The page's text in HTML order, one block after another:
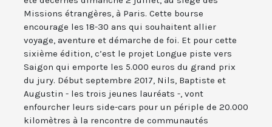
Missions étrangères, à Paris. Cette bourse
encourage les 18-30 ans qui souhaitent allier
voyage, aventure et démarche de foi. Et pour cette
sixième édition, c’est le projet Longue piste vers
Saigon qui emporte les 5.000 euros du grand prix
du jury. Début septembre 2017, Nils, Baptiste et
Augustin - les trois jeunes lauréats -, vont
enfourcher leurs side-cars pour un périple de 20.000
kilomètres à la rencontre de communautés